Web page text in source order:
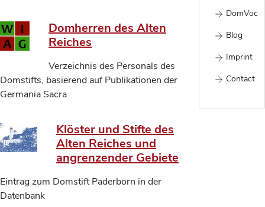
DomVoc
Blog
Imprint
Contact
Domherren des Alten
Reiches
Verzeichnis des Personals des
Domstifts, basierend auf Publikationen der
Germania Sacra
Klöster und Stifte des
Alten Reiches und
angrenzender Gebiete
Eintrag zum Domstift Paderborn in der
Datenbank